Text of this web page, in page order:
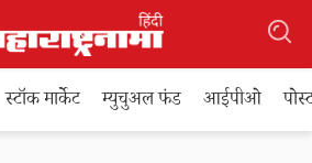
स्टॉक मार्केट म्युचुअल फंड आईपीओ